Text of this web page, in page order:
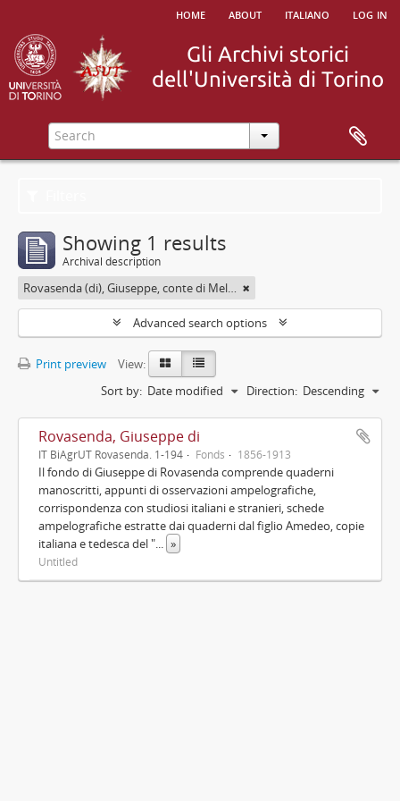
home about italiano log in
Showing 1 results
Archival description
Rovasenda (di), Giuseppe, conte di Melle <1824-1913>
Advanced search options
Print preview
View:
Sort by: Date modified Direction: Descending
Rovasenda, Giuseppe di
IT BiAgrUT Rovasenda. 1-194 Fonds 1856-1913
Il fondo di Giuseppe di Rovasenda comprende quaderni
manoscritti, appunti di osservazioni ampelografiche,
corrispondenza con studiosi italiani e stranieri, schede
ampelografiche estratte dai quaderni dal figlio Amedeo, copie
italiana e tedesca del "... »
Untitled